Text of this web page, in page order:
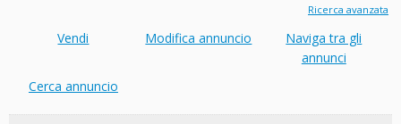
Ricerca avanzata
Vendi Modifica annuncio
Naviga tra gli
annunci
Cerca annuncio